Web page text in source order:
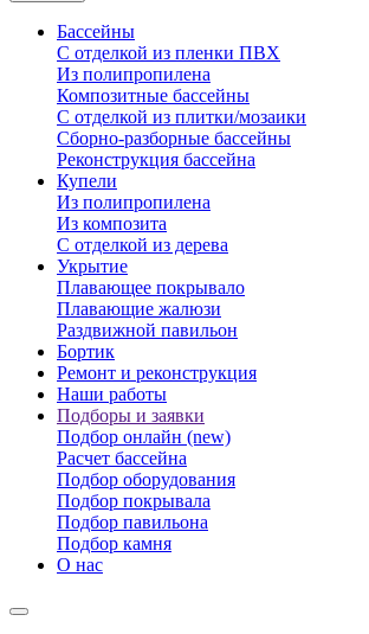
Бассейны
С отделкой из пленки ПВХ
Из полипропилена
Композитные бассейны
С отделкой из плитки/мозаики
Сборно-разборные бассейны
Реконструкция бассейна
Купели
Из полипропилена
Из композита
С отделкой из дерева
Укрытие
Плавающее покрывало
Плавающие жалюзи
Раздвижной павильон
Бортик
Ремонт и реконструкция
Наши работы
Подборы и заявки
Подбор онлайн (new)
Расчет бассейна
Подбор оборудования
Подбор покрывала
Подбор павильона
Подбор камня
О нас